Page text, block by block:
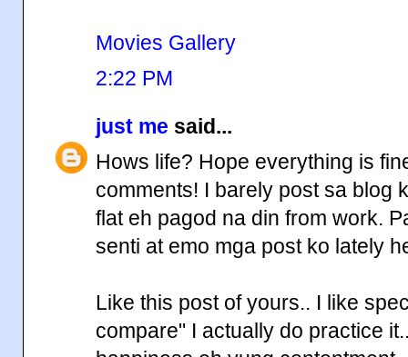
Movies Gallery
2:22 PM
just me said...
Hows life? Hope everything is
comments! I barely post sa blog
flat eh pagod na din from work.
senti at emo mga post ko lately
Like this post of yours.. I like
compare" I actually do practice